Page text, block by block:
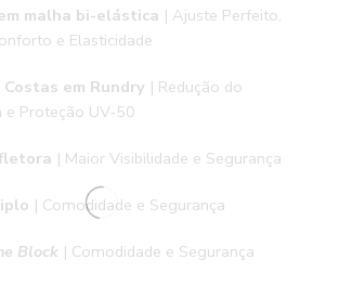
malha bi-elástica | Ajuste Perfeito,
e Elasticidade
em Rundry | Redução do
e Proteção UV-50
| Maior Visibilidade e Segurança
| Comodidade e Segurança
Block | Comodidade e Segurança